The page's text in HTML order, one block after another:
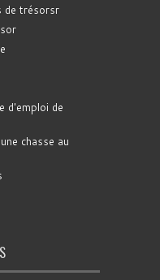
de trésorsr
d'emploi de
chasse au